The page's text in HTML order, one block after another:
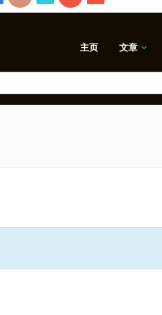
主页 文章